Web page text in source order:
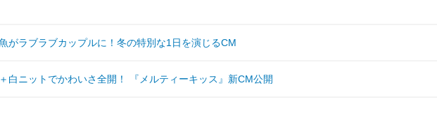
がラブラブカップルに！冬の特別な1日を演じるCM
白ニットでかわいさ全開！ 『メルティーキッス』新CM公開